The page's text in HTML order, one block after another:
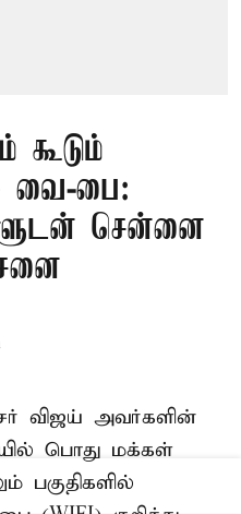
கூடும்
வை-பை:
சென்னை
விஜய் அவர்களின்
பொது மக்கள்
பகுதிகளில்